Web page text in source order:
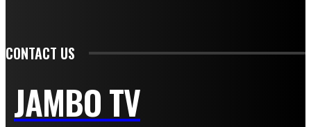
CONTACT US
JAMBO TV